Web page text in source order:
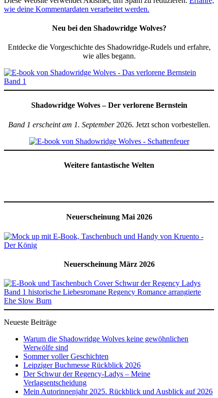
wie deine Kommentardaten verarbeitet werden.
Neu bei den Shadowridge Wolves?
Entdecke die Vorgeschichte des Shadowridge-Rudels und erfahre,
wie alles begann.
Shadowridge Wolves – Der verlorene Bernstein
Band 1 erscheint am 1. September2026. Jetzt schon vorbestellen.
Weitere fantastische Welten
Neuerscheinung Mai 2026
Neuerscheinung März 2026
Neueste Beiträge
Warum die Shadowridge Wolves keine gewöhnlichen
Werwölfe sind
Sommer voller Geschichten
Leipziger Buchmesse Rückblick 2026
Der Schwur der Regency-Ladys – Meine
Verlagsentscheidung
Mein Autorinnenjahr 2025. Rückblick und Ausblick auf 2026